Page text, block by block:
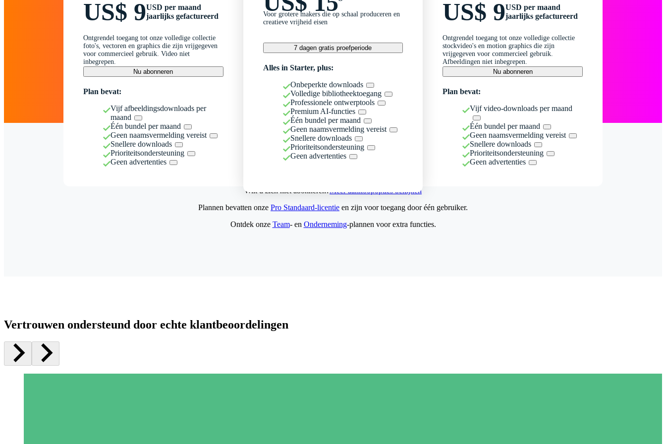
US$ 9USD per maand
jaarlijks gefactureerd
Ontgrendel toegang tot onze volledige collectie
foto's, vectoren en graphics die zijn vrijgegeven
voor commercieel gebruik. Video niet
inbegrepen.
Nu abonneren
Plan bevat:
Vijf afbeeldingsdownloads per
maand
Één bundel per maand
Geen naamsvermelding vereist
Snellere downloads
Prioriteitsondersteuning
Geen advertenties
Voor grotere makers die op schaal produceren en
creatieve vrijheid eisen
7 dagen gratis proefperiode
Alles in Starter, plus:
Onbeperkte downloads
Volledige bibliotheektoegang
Professionele ontwerptools
Premium AI-functies
Één bundel per maand
Geen naamsvermelding vereist
Snellere downloads
Prioriteitsondersteuning
Geen advertenties
US$ 9USD per maand
jaarlijks gefactureerd
Ontgrendel toegang tot onze volledige collectie
stockvideo's en motion graphics die zijn
vrijgegeven voor commercieel gebruik.
Afbeeldingen niet inbegrepen.
Nu abonneren
Plan bevat:
Vijf video-downloads per maand
Één bundel per maand
Geen naamsvermelding vereist
Snellere downloads
Prioriteitsondersteuning
Geen advertenties
Wilt u zich niet abonneren?Meer aankoopopties bekijken
Plannen bevatten onze Pro Standaard-licentie en zijn voor toegang door één gebruiker.
Ontdek onze Team- en Onderneming-plannen voor extra functies.
Vertrouwen ondersteund door echte klantbeoordelingen